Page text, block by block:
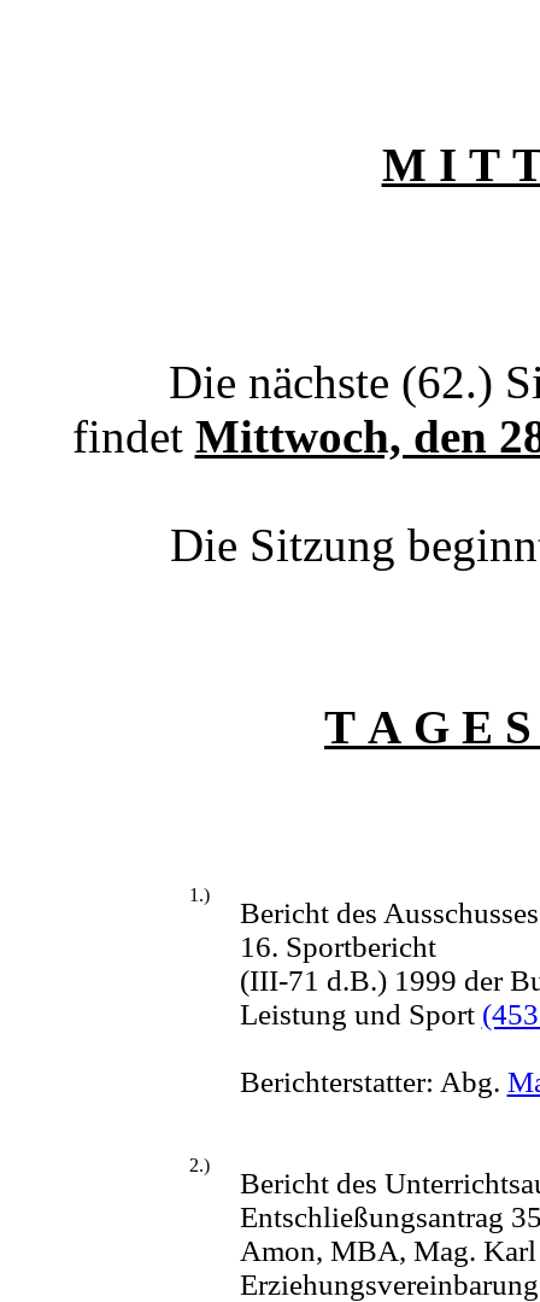
M I T
Die nächste (62.)
findet Mittwoch, den
Die Sitzung
T A G E
1.)
Bericht des
16. Sportbericht
(III-71 d.B.) 1999 der
Leistung und Sport
Berichterstatter: Abg.
2.)
Bericht des
Entschließungsantrag
Amon, MBA, Mag. Karl